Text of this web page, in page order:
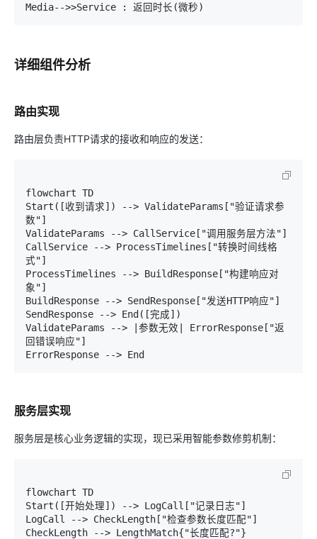
详细组件分析
路由实现
路由层负责HTTP请求的接收和响应的发送：
flowchart TD
Start([收到请求]) --> ValidateParams["验证请求参
数"]
ValidateParams --> CallService["调用服务层方法"]
CallService --> ProcessTimelines["转换时间线格
式"]
ProcessTimelines --> BuildResponse["构建响应对
象"]
BuildResponse --> SendResponse["发送HTTP响应"]
SendResponse --> End([完成])
ValidateParams --> |参数无效| ErrorResponse["返
回错误响应"]
服务层实现
服务层是核心业务逻辑的实现，现已采用智能参数修剪机制：
flowchart TD
Start([开始处理]) --> LogCall["记录日志"]
LogCall --> CheckLength["检查参数长度匹配"]
CheckLength --> LengthMatch{"长度匹配?"}